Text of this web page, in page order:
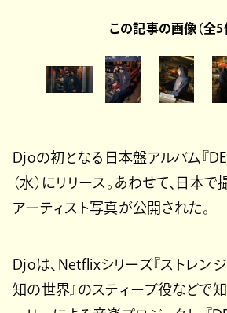
この記事の画像（全5
Djoの初となる日本盤アルバム『
（水）にリリース。あわせて、日本
アーティスト写真が公開された。
Djoは、Netflixシリーズ『ストレン
知の世界』のスティーブ役などで知